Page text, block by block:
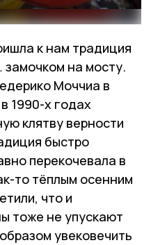
к нам традиция
замочком на мосту.
Моччиа в
1990-х годах
клятву верности
быстро
перекочевала в
то тёплым осенним
что и
тоже не упускают
увековечить